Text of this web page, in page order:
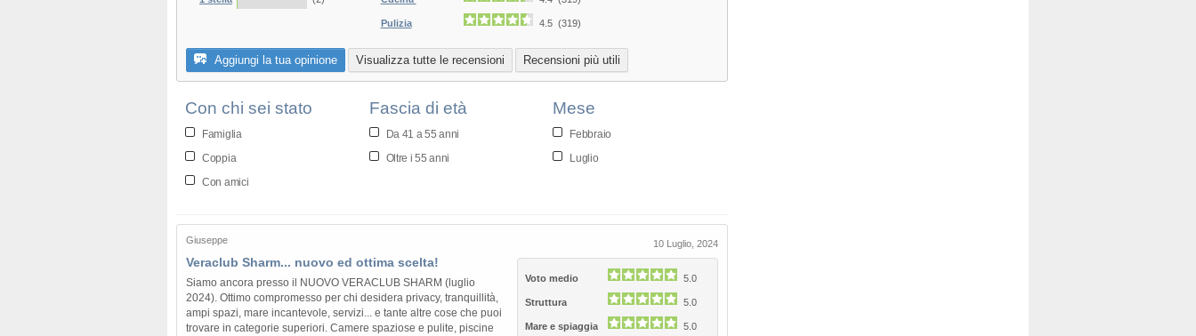
Pulizia 4.5 (319)
Aggiungi la tua opinione Visualizza tutte le recensioni Recensioni più utili
Con chi sei stato
Famiglia
Coppia
Con amici
Fascia di età
Da 41 a 55 anni
Oltre i 55 anni
Mese
Febbraio
Luglio
10 Luglio, 2024
Giuseppe
Voto medio 5.0
Struttura 5.0
Mare e spiaggia 5.0
Veraclub Sharm... nuovo ed ottima scelta!
Siamo ancora presso il NUOVO VERACLUB SHARM (luglio
2024). Ottimo compromesso per chi desidera privacy, tranquillità,
ampi spazi, mare incantevole, servizi... e tante altre cose che puoi
trovare in categorie superiori. Camere spaziose e pulite, piscine